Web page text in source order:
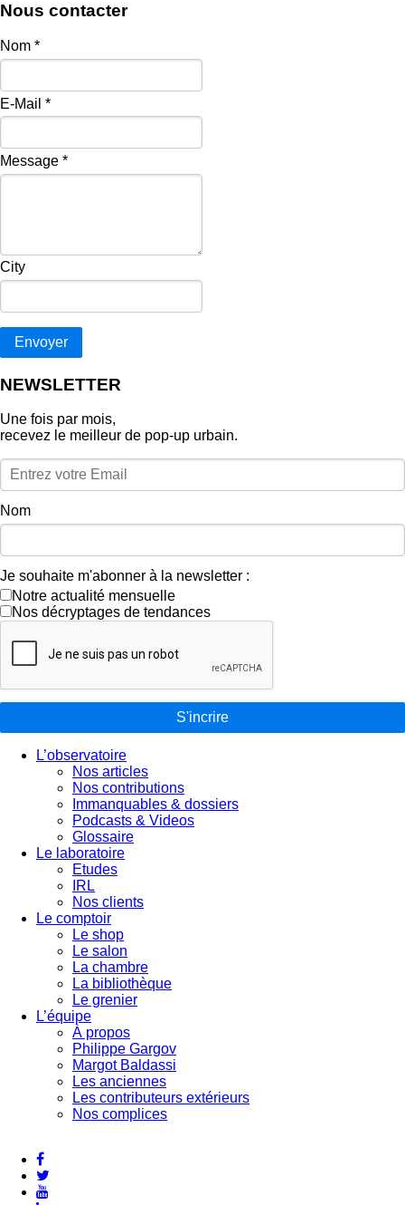
Nous contacter
Nom *
E-Mail *
Message *
City
Envoyer
NEWSLETTER
Une fois par mois,
recevez le meilleur de pop‑up urbain.
Nom
Je souhaite m'abonner à la newsletter :
Notre actualité mensuelle
Nos décryptages de tendances
S'incrire
L’observatoire
Nos articles
Nos contributions
Immanquables & dossiers
Podcasts & Videos
Glossaire
Le laboratoire
Etudes
IRL
Nos clients
Le comptoir
Le shop
Le salon
La chambre
La bibliothèque
Le grenier
L’équipe
À propos
Philippe Gargov
Margot Baldassi
Les anciennes
Les contributeurs extérieurs
Nos complices